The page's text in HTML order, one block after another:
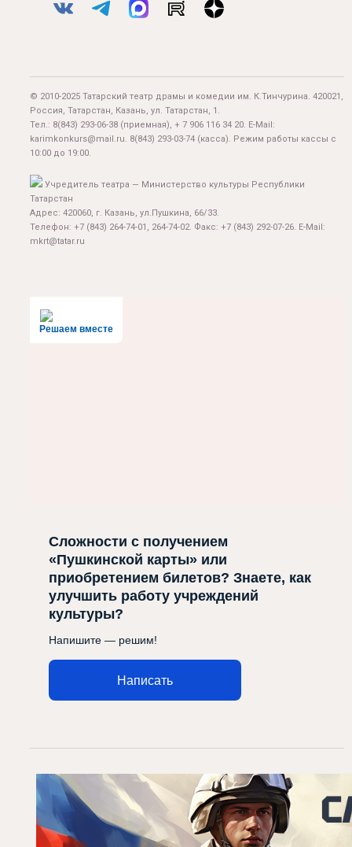
© 2010-2025 Татарский театр драмы и комедии им. К.Тинчурина. 420021,
Россия, Татарстан, Казань, ул. Татарстан, 1.
Тел.: 8(843) 293-06-38 (приемная), + 7 906 116 34 20. E-Mail:
karimkonkurs@mail.ru. 8(843) 293-03-74 (касса). Режим работы кассы с
10:00 до 19:00.
Учредитель театра — Министерство культуры Республики
Татарстан
Адрес: 420060, г. Казань, ул.Пушкина, 66/33.
Телефон: +7 (843) 264-74-01, 264-74-02. Факс: +7 (843) 292-07-26. E-Mail:
mkrt@tatar.ru
Решаем вместе
Сложности с получением
«Пушкинской карты» или
приобретением билетов? Знаете, как
улучшить работу учреждений
культуры?
Напишите — решим!
Написать